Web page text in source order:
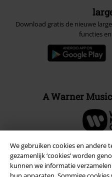
We gebruiken cookies en andere
gezamenlijk ‘cookies’ worden
kunnen we informatie
Download gratis de nieuwe
functies
A Warner